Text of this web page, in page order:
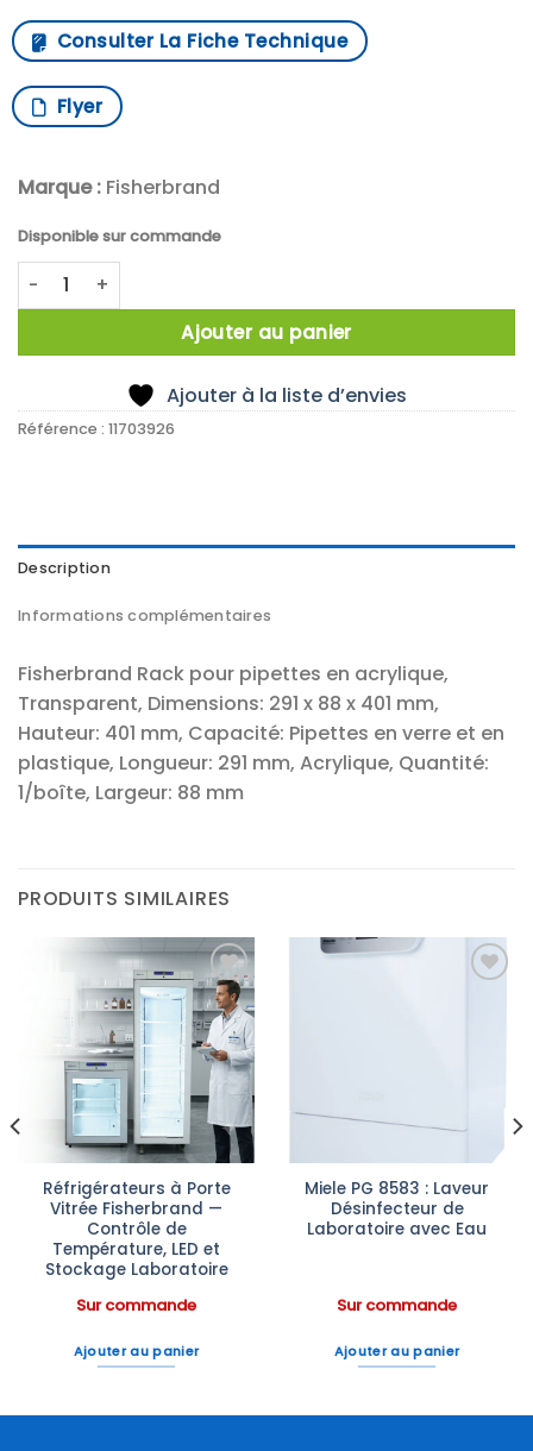
Consulter La Fiche Technique
Flyer
Marque : Fisherbrand
Disponible sur commande
quantité de PORTOIR RANGEMENT PIPETTES ACRYLIC
Ajouter au panier
Ajouter à la liste d’envies
Référence : 11703926
Description
Informations complémentaires
Fisherbrand Rack pour pipettes en acrylique,
Transparent, Dimensions: 291 x 88 x 401 mm,
Hauteur: 401 mm, Capacité: Pipettes en verre et en
plastique, Longueur: 291 mm, Acrylique, Quantité:
1/boîte, Largeur: 88 mm
PRODUITS SIMILAIRES
Ajouter
à la liste
d’envies
Réfrigérateurs à Porte
Vitrée Fisherbrand —
Contrôle de
Température, LED et
Stockage Laboratoire
Sur commande
Ajouter au panier
Miele PG 8583 : Laveur
Désinfecteur de
Laboratoire avec Eau
Sur commande
Ajouter au panier